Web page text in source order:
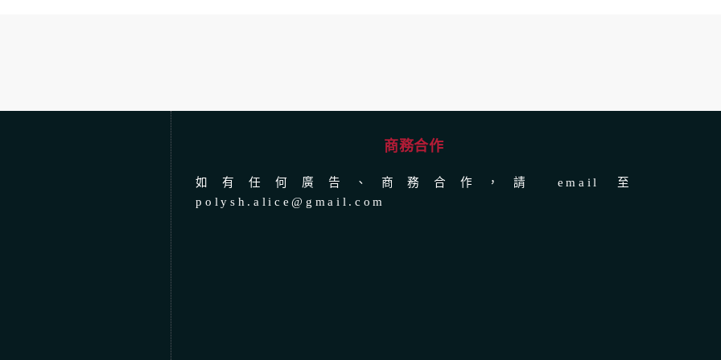
商務合作
如有任何廣告、商務合作，請 email 至
polysh.alice@gmail.com